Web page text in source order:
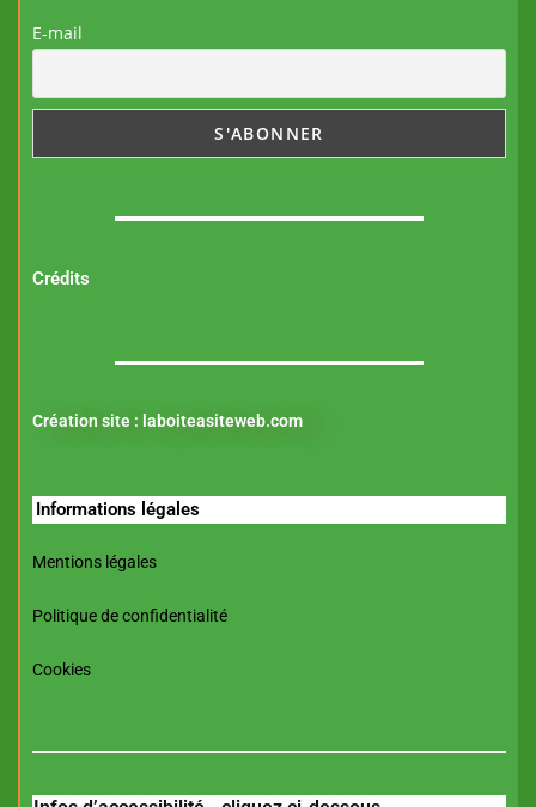
E-mail
Crédits
Création site : laboiteasiteweb.com
Informations légales
Mentions légales
Politique de confidentialité
Cookies